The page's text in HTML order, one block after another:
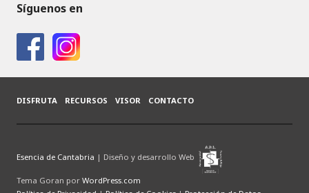
Síguenos en
DISFRUTA RECURSOS VISOR CONTACTO
Esencia de Cantabria | Diseño y desarrollo Web
Tema Goran por WordPress.com